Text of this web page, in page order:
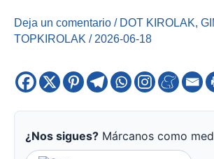
Deja un comentario / DOT KIROLAK,
TOPKIROLAK / 2026-06-18
¿Nos sigues? Márcanos como